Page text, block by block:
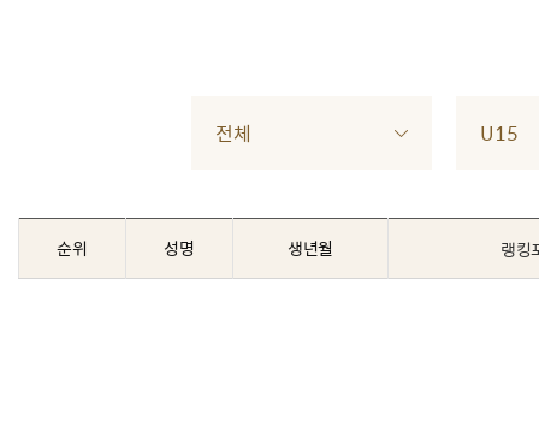
전체 U15
순위 성명 생년월 랭킹